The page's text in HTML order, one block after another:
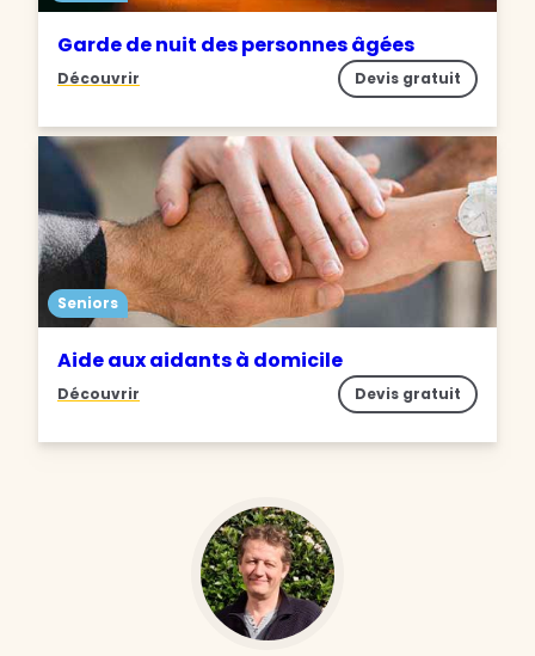
Garde de nuit des personnes âgées
Découvrir Devis gratuit
Seniors
Aide aux aidants à domicile
Découvrir Devis gratuit